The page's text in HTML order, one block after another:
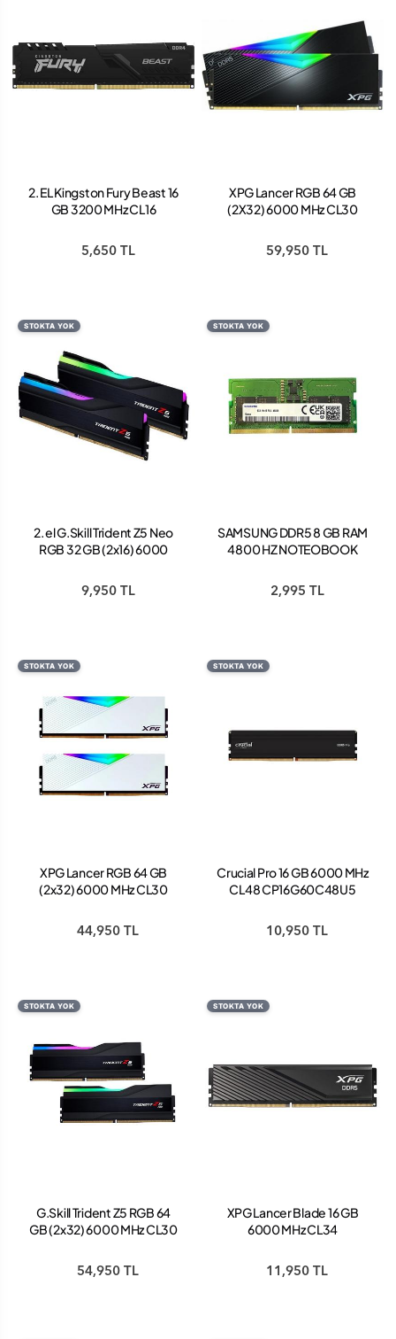
2. EL Kingston Fury Beast 16
GB 3200 MHz CL16
Ram (Kutusuz)
5,650 TL
XPG Lancer RGB 64 GB
(2X32) 6000 MHz CL30
DCLARBK DDR5 Ram
59,950 TL
STOKTA YOK
2. el G.Skill Trident Z5 Neo
RGB 32 GB (2x16) 6000
6000J3636F16GX2-TZ5NR
DDR5 Ram
9,950 TL
STOKTA YOK
SAMSUNG DDR5 8 GB RAM
4800 HZ NOTEOBOOK
2,995 TL
STOKTA YOK
XPG Lancer RGB 64 GB
(2x32) 6000 MHz CL30
DCLARWH DDR5 Ram
44,950 TL
STOKTA YOK
Crucial Pro 16 GB 6000 MHz
CL48 CP16G60C48U5
10,950 TL
STOKTA YOK
G.Skill Trident Z5 RGB 64
GB (2x32) 6000 MHz CL30
TZ5RK DDR5 Ram
54,950 TL
STOKTA YOK
XPG Lancer Blade 16 GB
6000 MHz CL34
SLABBK DDR5 Ram
11,950 TL